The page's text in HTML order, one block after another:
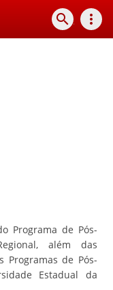
search more_vert
Programa de Pós-
além das
Programas de Pós-
Estadual da